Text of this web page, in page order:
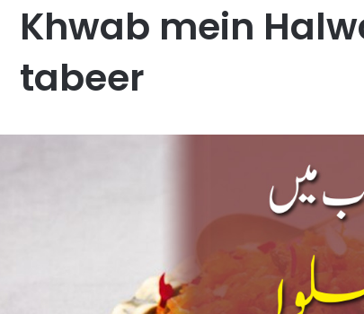
Khwab mein
tabeer